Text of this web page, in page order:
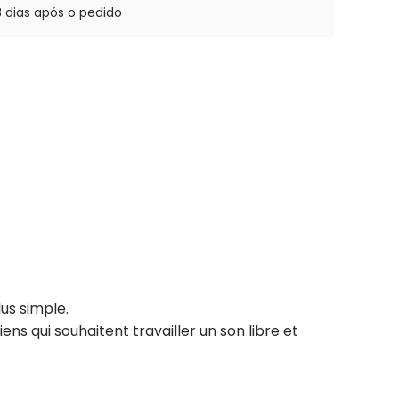
dias após o pedido
simple.
qui souhaitent travailler un son libre et